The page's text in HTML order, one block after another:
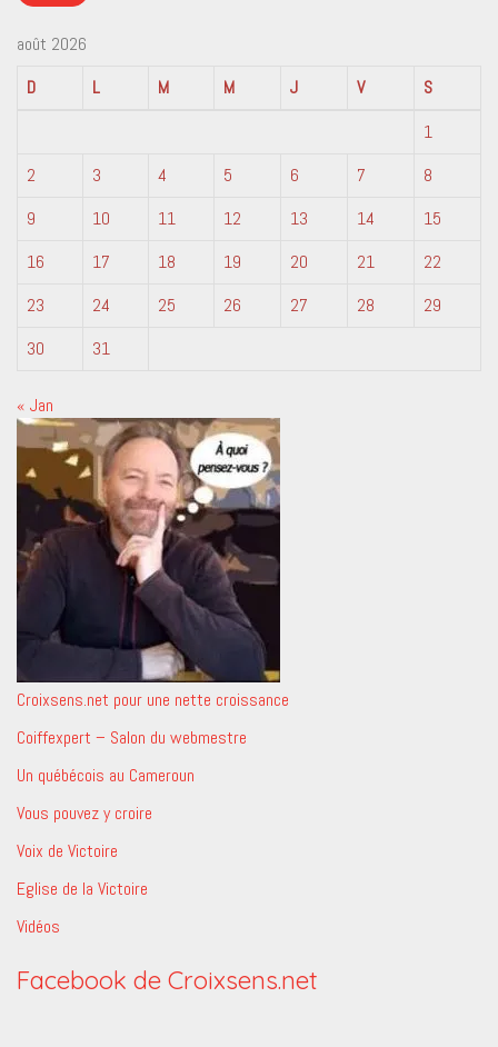
août 2026
D
L M M J V
S
1
2
3 4 5 6 7
8
9
10 11 12 13 14
15
16
17 18 19 20 21
22
23
24 25 26 27 28
29
30
31
« Jan
Croixsens.net pour une nette croissance
Coiffexpert – Salon du webmestre
Un québécois au Cameroun
Vous pouvez y croire
Voix de Victoire
Eglise de la Victoire
Vidéos
Facebook de Croixsens.net